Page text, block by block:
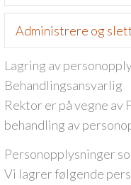
Administrere og
Lagring av
Behandlingsansvarlig
Rektor er på vegne av
behandling av
Personopplysninger
Vi lagrer følgende